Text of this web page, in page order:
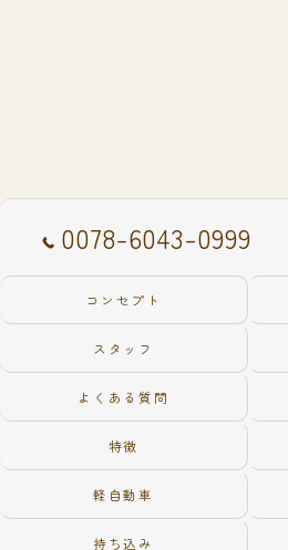
0078-6043-0999
コンセプト
スタッフ
よくある質問
特徴
軽自動車
持ち込み